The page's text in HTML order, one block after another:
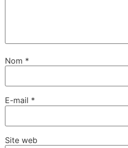
Nom *
E-mail *
Site web